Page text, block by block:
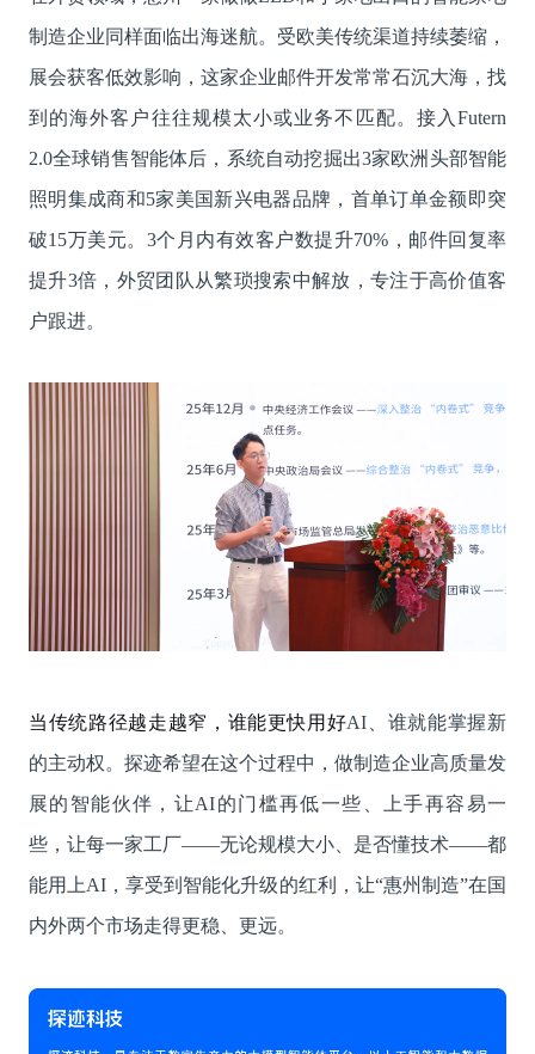
制造企业同样面临出海迷航。受欧美传统渠道持续萎缩，
展会获客低效影响，这家企业邮件开发常常石沉大海，找
到的海外客户往往规模太小或业务不匹配。接入Futern
2.0全球销售智能体后，系统自动挖掘出3家欧洲头部智能
照明集成商和5家美国新兴电器品牌，首单订单金额即突
破15万美元。3个月内有效客户数提升70%，邮件回复率
提升3倍，外贸团队从繁琐搜索中解放，专注于高价值客
户跟进。
当传统路径越走越窄，谁能更快用好AI、谁就能掌握新
的主动权。探迹希望在这个过程中，做制造企业高质量发
展的智能伙伴，让AI的门槛再低一些、上手再容易一
些，让每一家工厂——无论规模大小、是否懂技术——都
能用上AI，享受到智能化升级的红利，让“惠州制造”在国
内外两个市场走得更稳、更远。